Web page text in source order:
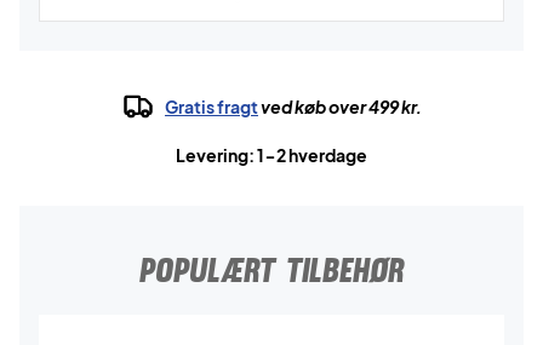
Gratis fragtved køb over 499 kr.
Levering: 1-2 hverdage
POPULÆRT TILBEHØR